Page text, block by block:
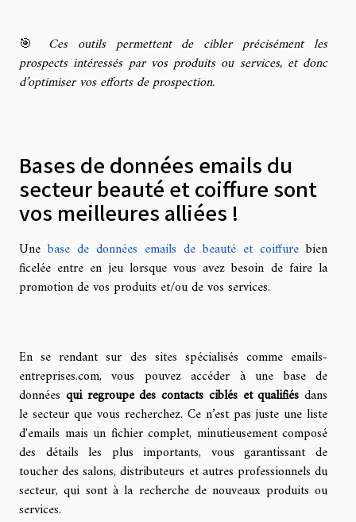
🎯 Ces outils permettent de cibler précisément les
prospects intéressés par vos produits ou services, et donc
d’optimiser vos efforts de prospection.
Bases de données emails du
secteur beauté et coiffure sont
vos meilleures alliées !
Unebase de données emails de beauté et coiffure bien
ficelée entre en jeu lorsque vous avez besoin de faire la
promotion de vos produits et/ou de vos services.
En se rendant sur des sites spécialisés comme emails-
entreprises.com, vous pouvez accéder à une base de
données qui regroupe des contacts ciblés et qualifiés dans
le secteur que vous recherchez. Ce n’est pas juste une liste
d'emails mais un fichier complet, minutieusement composé
des détails les plus importants, vous garantissant de
toucher des salons, distributeurs et autres professionnels du
secteur, qui sont à la recherche de nouveaux produits ou
services.